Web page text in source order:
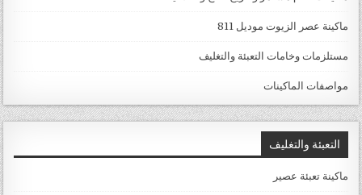
ماكينة عصر الزيوت موديل 811
مستلزمات وخامات التعبئة والتغليف
مواصفات الماكينات
التعبئة والتغليف
ماكينة تعبئة عصير